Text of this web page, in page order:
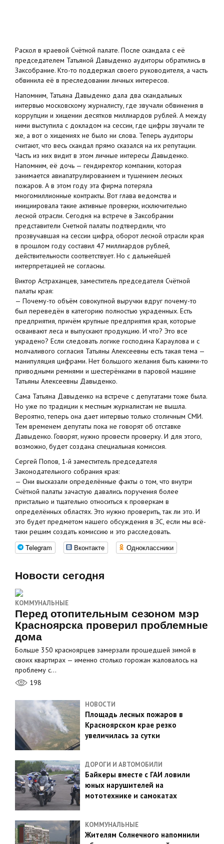
Раскол в краевой Счётной палате. После скандала с её
председателем Татьяной Давыденко аудиторы обратились в
Заксобрание. Кто-то поддержал своего руководителя, а часть
обвинила её в преследовании личных интересов.
Напомним, Татьяна Давыденко дала два скандальных
интервью московскому журналисту, где звучали обвинения в
коррупции и хищении десятков миллиардов рублей. А между
ними выступила с докладом на сессии, где цифры звучали те
же, а вот о хищениях не было ни слова. Теперь аудиторы
считают, что весь скандал прямо сказался на их репутации.
Часть из них видит в этом личные интересы Давыденко.
Напомним, её дочь — гендиректор компании, которая
занимается авиапатрулированием и тушением лесных
пожаров. А в этом году эта фирма потеряла
многомиллионные контракты. Вот глава ведомства и
инициировала такие активные проверки, исключительно
лесной отрасли. Сегодня на встрече в Заксобрании
представители Счетной палаты подтвердили, что
прозвучавшая на сессии цифра, оборот лесной отрасли края
в прошлом году составил 47 миллиардов рублей,
действительности соответствует. Но с дальнейшей
интерпретацией не согласны.
Виктор Астраханцев, заместитель председателя Счётной
палаты края:
— Почему-то объём совокупной выручки вдруг почему-то
был переведён в категорию полностью украденных. Есть
предприятия, причём крупные предприятия края, которые
осваивают леса и выпускают продукцию. И что? Это все
украдено? Если следовать логике господина Караулова и с
молчаливого согласия Татьяны Алексеевны есть такая тема —
манипуляция цифрами. Нет большого желания быть какими-то
приводными ремнями и шестерёнками в паровой машине
Татьяны Алексеевны Давыденко.
Сама Татьяна Давыденко на встрече с депутатами тоже была.
Но уже по традиции к местным журналистам не вышла.
Вероятно, теперь она дает интервью только столичным СМИ.
Тем временем депутаты пока не говорят об отставке
Давыденко. Говорят, нужно провести проверку. И для этого,
возможно, будет создана специальная комиссия.
Сергей Попов, 1-й заместитель председателя
Законодательного собрания края:
— Они высказали определённые факты о том, что внутри
Счётной палаты зачастую давались поручения более
пристально и тщательно относиться к проверкам в
определённых областях. Это нужно проверить, так ли это. И
это будет предметом нашего обсуждения в ЗС, если мы всё-
таки решим создать комиссию и это расследовать.
Telegram Вконтакте Одноклассники
Новости сегодня
КОММУНАЛЬНЫЕ
Перед отопительным сезоном мэр
Красноярска проверил проблемные
дома
Больше 350 красноярцев замерзали прошедшей зимой в
своих квартирах — именно столько горожан жаловалось на
проблему с…
198
НОВОСТИ
Площадь лесных пожаров в
Красноярском крае резко
увеличилась за сутки
ДОРОГИ И АВТОМОБИЛИ
Байкеры вместе с ГАИ ловили
юных нарушителей на
мототехнике и самокатах
КОММУНАЛЬНЫЕ
Жителям Солнечного напомнили